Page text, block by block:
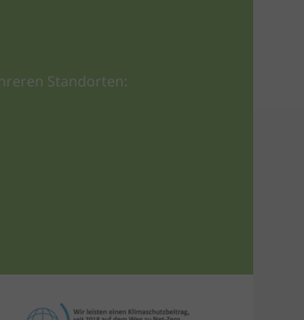
Standorten: